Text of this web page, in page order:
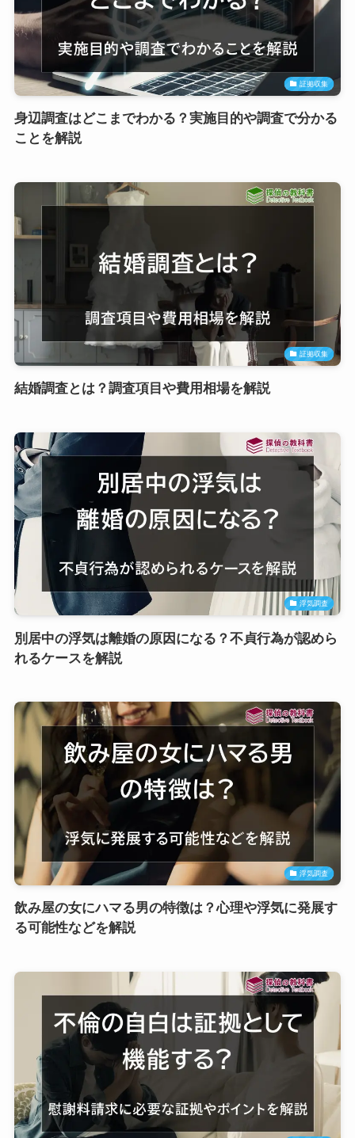
証拠収集
身辺調査はどこまでわかる？実施目的や調査で分かる
ことを解説
証拠収集
結婚調査とは？調査項目や費用相場を解説
浮気調査
別居中の浮気は離婚の原因になる？不貞行為が認めら
れるケースを解説
浮気調査
飲み屋の女にハマる男の特徴は？心理や浮気に発展す
る可能性などを解説